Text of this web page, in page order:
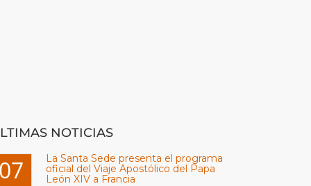
NOTICIAS
La Santa Sede presenta el programa
oficial del Viaje Apostólico del Papa
León XIV a Francia